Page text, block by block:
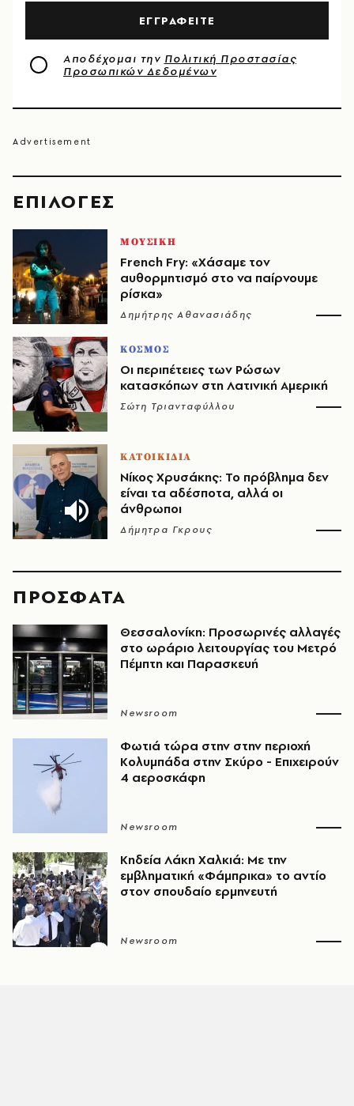
EΠΙΛΟΓΈΣ
ΜΟΥΣΙΚΗ
French Fry: «Χάσαμε τον
αυθορμητισμό στο να παίρνουμε
ρίσκα»
Δημήτρης Αθανασιάδης
ΚΟΣΜΟΣ
Οι περιπέτειες των Ρώσων
κατασκόπων στη Λατινική Αμερική
Σώτη Τριανταφύλλου
ΚΑΤΟΙΚΙΔΙΑ
Νίκος Χρυσάκης: Το πρόβλημα δεν
είναι τα αδέσποτα, αλλά οι
άνθρωποι
Δήμητρα Γκρους
ΕΓΓΡΑΦΕΙΤΕ
Αποδέχομαι την Πολιτική Προστασίας
Προσωπικών Δεδομένων
ΠΡΟΣΦΑΤΑ
Θεσσαλονίκη: Προσωρινές αλλαγές
στο ωράριο λειτουργίας του Μετρό
Πέμπτη και Παρασκευή
Newsroom
Φωτιά τώρα στην στην περιοχή
Κολυμπάδα στην Σκύρο - Επιχειρούν
4 αεροσκάφη
Newsroom
Κηδεία Λάκη Χαλκιά: Με την
εμβληματική «Φάμπρικα» το αντίο
στον σπουδαίο ερμηνευτή
Newsroom